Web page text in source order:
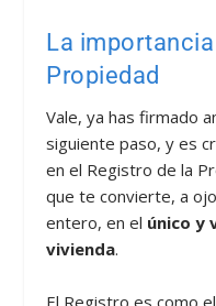
La
Propiedad
Vale, ya has firmado
siguiente paso, y es
en el Registro de la
que te convierte, a
entero, en el único y
vivienda.